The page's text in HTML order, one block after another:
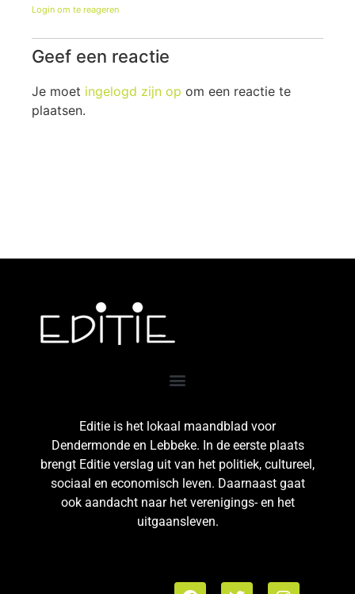
Login om te reageren
Geef een reactie
Je moet ingelogd zijn op om een reactie te
plaatsen.
Editie is het lokaal maandblad voor
Dendermonde en Lebbeke. In de eerste plaats
brengt Editie verslag uit van het politiek, cultureel,
sociaal en economisch leven. Daarnaast gaat
ook aandacht naar het verenigings- en het
uitgaansleven.